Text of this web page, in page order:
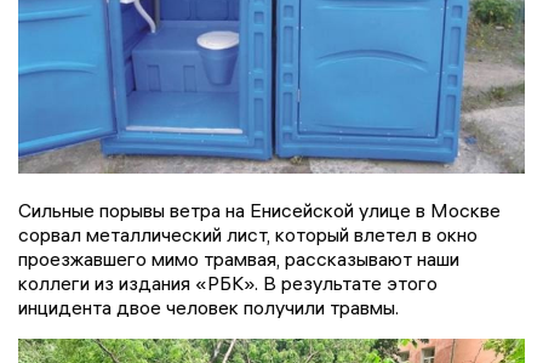
Сильные порывы ветра на Енисейской улице в Москве
сорвал металлический лист, который влетел в окно
проезжавшего мимо трамвая, рассказывают наши
коллеги из издания «РБК». В результате этого
инцидента двое человек получили травмы.